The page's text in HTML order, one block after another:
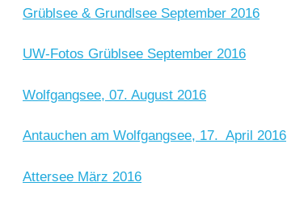
Grüblsee & Grundlsee September 2016
UW-Fotos Grüblsee September 2016
Wolfgangsee, 07. August 2016
Antauchen am Wolfgangsee, 17. April 2016
Attersee März 2016